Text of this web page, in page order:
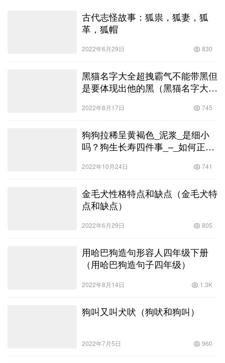
古代志怪故事：狐祟，狐妻，狐
革，狐帽
2022年6月29日 830
黑猫名字大全超拽霸气不能带黑但
是要体现出他的黑（黑猫名字大全
2022年8月17日 745
狗狗拉稀呈黄褐色_泥浆_是细小
吗？狗生长寿四件事_–_如何正确
2022年10月24日 741
金毛犬性格特点和缺点（金毛犬特
点和缺点）
2022年6月29日 805
用哈巴狗造句形容人四年级下册
（用哈巴狗造句子四年级）
2022年8月14日 1.3K
狗叫又叫犬吠（狗吠和狗叫）
2022年7月5日 960